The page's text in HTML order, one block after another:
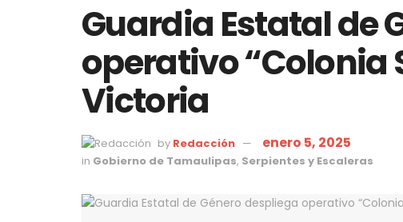
Guardia Estatal de
operativo “Colonia
Victoria
by Redacción enero 5, 2025
in Gobierno de Tamaulipas, Serpientes y Escaleras